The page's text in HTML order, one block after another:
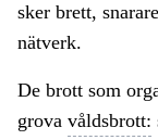
sker brett,
nätverk.
De brott som
grova våldsbrott: